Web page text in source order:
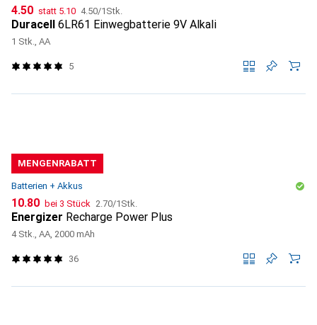
CHF
4.50 statt CHF
5.10 CHF
4.50/1Stk.
Duracell 6LR61 Einwegbatterie 9V Alkali
1 Stk., AA
5
MENGENRABATT
Batterien + Akkus
CHF
10.80 bei 3 Stück CHF
2.70/1Stk.
Energizer Recharge Power Plus
4 Stk., AA, 2000 mAh
36